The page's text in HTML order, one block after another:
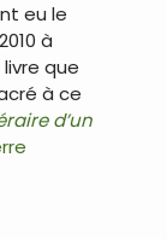
eu le
à
que
à ce
d’un